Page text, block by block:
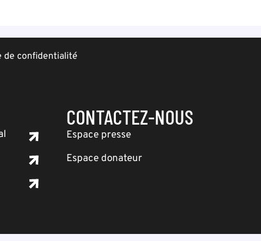
de confidentialité
CONTACTEZ-NOUS
Espace presse
Espace donateur